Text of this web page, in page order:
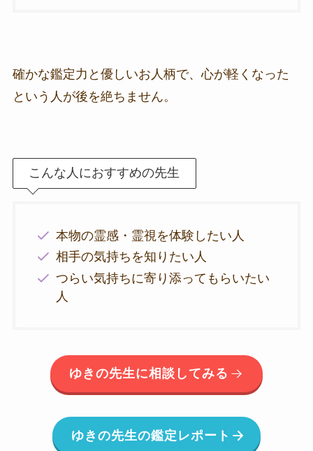
確かな鑑定力と優しいお人柄で、心が軽くなった
という人が後を絶ちません。
こんな人におすすめの先生
本物の霊感・霊視を体験したい人
相手の気持ちを知りたい人
つらい気持ちに寄り添ってもらいたい
人
ゆきの先生に相談してみる
ゆきの先生の鑑定レポート